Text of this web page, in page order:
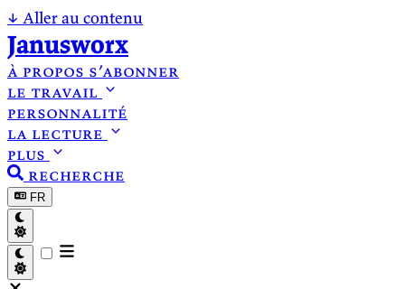
↓ Aller au contenu
Janusworx
à propos s’abonner
le travail
personnalité
la lecture
plus
recherche
FR